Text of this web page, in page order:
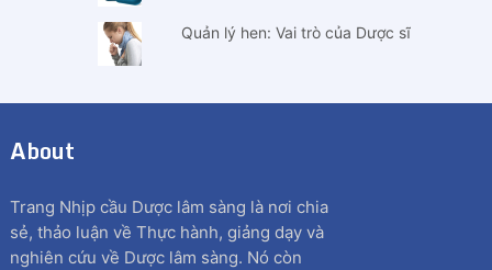
Quản lý hen: Vai trò của Dược sĩ
About
Trang Nhịp cầu Dược lâm sàng là nơi chia
sẻ, thảo luận về Thực hành, giảng dạy và
nghiên cứu về Dược lâm sàng. Nó còn